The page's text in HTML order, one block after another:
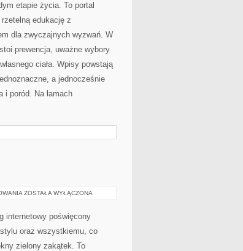
etapie życia. To portal
edukację z
dla zwyczajnych wyzwań. W
prewencja, uważne wybory
ciała. Wpisy powstają
a jednocześnie
poród. Na łamach
KRZEWY
ZOSTAŁA WYŁĄCZONA
internetowy poświęcony
oraz wszystkiemu, co
zielony zakątek. To